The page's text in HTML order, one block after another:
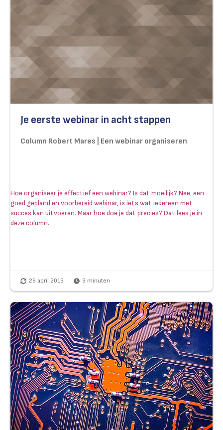
Je eerste webinar in acht stappen
Column Robert Mares | Een webinar organiseren
Hoe organiseer je effectief een webinar? Is dat moeilijk? Nee, een
goed gepland en voorbereid webinar, is iets wat iedereen met
succes kan uitvoeren. Maar hoe doe je dat precies? Dat lees je in
deze column.
26 april 2013 3 minuten